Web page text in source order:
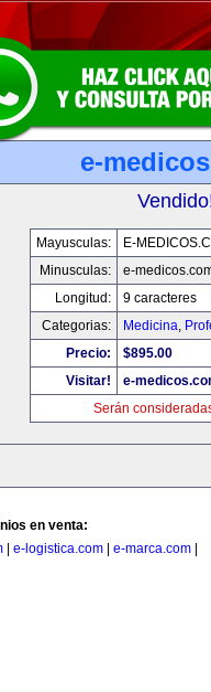
e-
Mayusculas:
E-
Minusculas:
e-
Longitud:
9 caracteres
Categorias:
Medicina,
Precio:
$895.00
Visitar!
e-
Serán
en venta:
e-logistica.com e-marca.com